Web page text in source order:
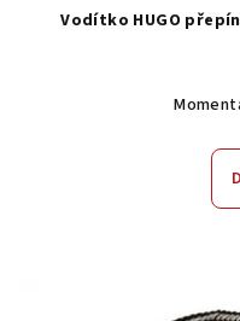
Vodítko HUGO